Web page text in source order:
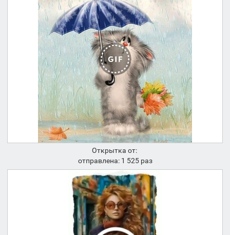
Открытка от:
отправлена: 1 525 раз